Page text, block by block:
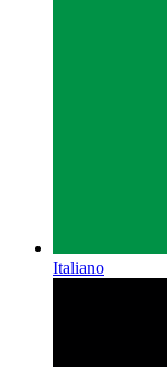
Italiano